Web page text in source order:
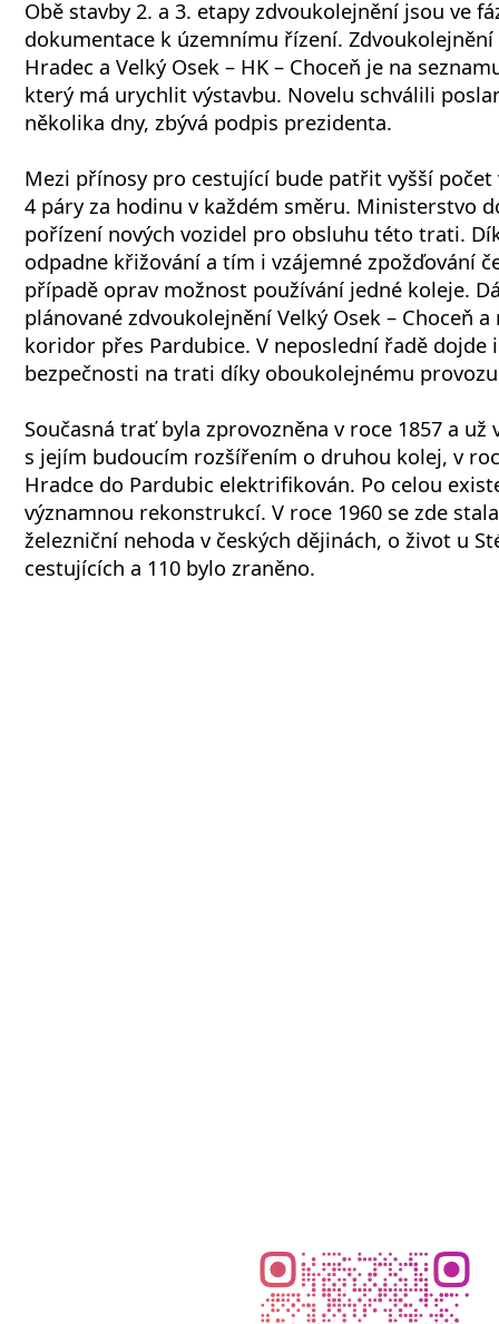
Obě stavby 2. a 3. etapy zdvoukolejnění jsou ve
dokumentace k územnímu řízení.
Hradec a Velký Osek – HK – Choceň je na
který má urychlit výstavbu. Novelu schválili
několika dny, zbývá podpis prezidenta.
Mezi přínosy pro cestující bude patřit vyšší počet
4 páry za hodinu v každém směru. Ministerstvo
pořízení nových vozidel pro obsluhu této trati.
odpadne křižování a tím i vzájemné zpožďování
případě oprav možnost používání jedné koleje.
plánované zdvoukolejnění Velký Osek – Choceň
koridor přes Pardubice. V neposlední řadě dojde
bezpečnosti na trati díky oboukolejnému
Současná trať byla zprovozněna v roce 1857 a
s jejím budoucím rozšířením o druhou kolej, v
Hradce do Pardubic elektrifikován. Po celou
významnou rekonstrukcí. V roce 1960 se zde
železniční nehoda v českých dějinách, o život u
cestujících a 110 bylo zraněno.